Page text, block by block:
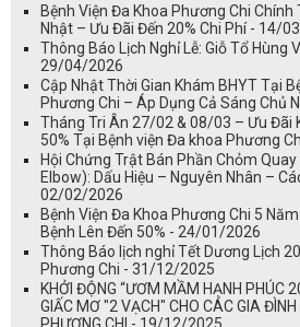
Bệnh Viện Đa Khoa Phương Chi
Nhật – Ưu Đãi Đến 20% Chi Phí - 14/
Thông Báo Lịch Nghỉ Lễ: Giỗ Tổ
29/04/2026
Cập Nhật Thời Gian Khám BHYT Tại
Phương Chi – Áp Dụng Cả Sáng Chủ
Tháng Tri Ân 27/02 & 08/03 – Ưu Đãi
50% Tại Bệnh viện Đa khoa Phương
Hội Chứng Trật Bán Phần Chỏm Quay
Elbow): Dấu Hiệu – Nguyên Nhân –
02/02/2026
Bệnh Viện Đa Khoa Phương Chi 5
Bệnh Lên Đến 50% - 24/01/2026
Thông Báo lịch nghỉ Tết Dương Lịch
Phương Chi - 31/12/2025
KHỞI ĐỘNG “ƯƠM MẦM HẠNH PHÚC
GIẤC MƠ "2 VẠCH" CHO CÁC GIA ĐÌNH
PHƯƠNG CHI - 19/12/2025